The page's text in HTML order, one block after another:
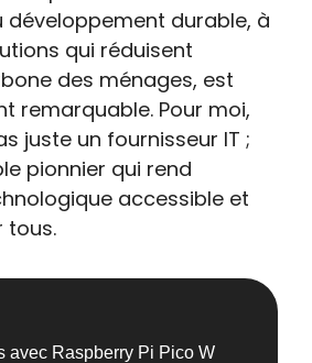
durable, à
qui réduisent
des ménages, est
remarquable. Pour moi,
juste un fournisseur IT ;
pionnier qui rend
accessible et
tous.
avec Raspberry Pi Pico W